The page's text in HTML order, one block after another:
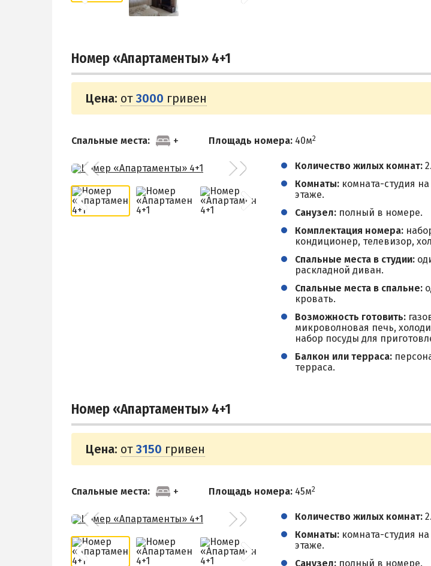
Номер «Апартаменты» 4+1
Цена: от 3000 гривен
Спальные места: Площадь номера: 40м2
Количество жилых комнат: 2.
Комнаты: комната-студия
этаже.
Санузел: полный в номере.
Комплектация номера:
кондиционер, телевизор,
Спальные места в студии:
раскладной диван.
Спальные места в спальне:
кровать.
Возможность готовить:
микроволновая печь,
набор посуды для
Балкон или терраса:
терраса.
Номер «Апартаменты» 4+1
Цена: от 3150 гривен
Спальные места: Площадь номера: 45м2
Количество жилых комнат: 2.
Комнаты: комната-студия
этаже.
Санузел: полный в номере.